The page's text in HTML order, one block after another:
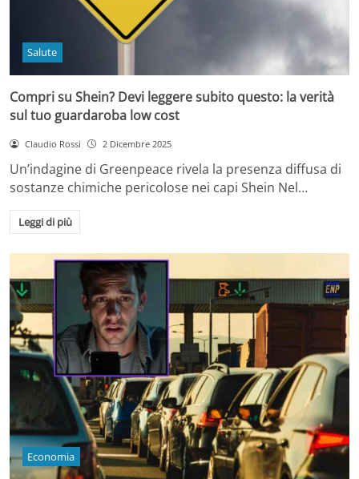
Salute
Compri su Shein? Devi leggere subito questo: la verità
sul tuo guardaroba low cost
Claudio Rossi 2 Dicembre 2025
Un’indagine di Greenpeace rivela la presenza diffusa di
sostanze chimiche pericolose nei capi Shein Nel…
Leggi di più
Economia